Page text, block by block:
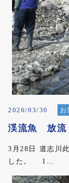
2026/03/30 お
渓流魚 放流
3月28日 道志
した。 1…